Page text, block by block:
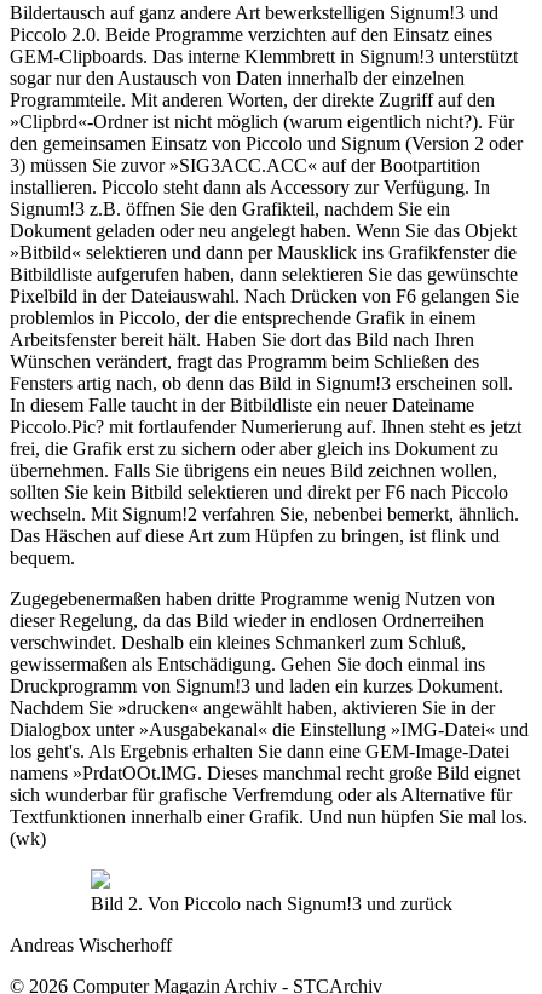
Bildertausch auf ganz andere Art bewerkstelligen Signum!3 und
Piccolo 2.0. Beide Programme verzichten auf den Einsatz eines
GEM-Clipboards. Das interne Klemmbrett in Signum!3 unterstützt
sogar nur den Austausch von Daten innerhalb der einzelnen
Programmteile. Mit anderen Worten, der direkte Zugriff auf den
»Clipbrd«-Ordner ist nicht möglich (warum eigentlich nicht?). Für
den gemeinsamen Einsatz von Piccolo und Signum (Version 2 oder
3) müssen Sie zuvor »SIG3ACC.ACC« auf der Bootpartition
installieren. Piccolo steht dann als Accessory zur Verfügung. In
Signum!3 z.B. öffnen Sie den Grafikteil, nachdem Sie ein
Dokument geladen oder neu angelegt haben. Wenn Sie das Objekt
»Bitbild« selektieren und dann per Mausklick ins Grafikfenster die
Bitbildliste aufgerufen haben, dann selektieren Sie das gewünschte
Pixelbild in der Dateiauswahl. Nach Drücken von F6 gelangen Sie
problemlos in Piccolo, der die entsprechende Grafik in einem
Arbeitsfenster bereit hält. Haben Sie dort das Bild nach Ihren
Wünschen verändert, fragt das Programm beim Schließen des
Fensters artig nach, ob denn das Bild in Signum!3 erscheinen soll.
In diesem Falle taucht in der Bitbildliste ein neuer Dateiname
Piccolo.Pic? mit fortlaufender Numerierung auf. Ihnen steht es jetzt
frei, die Grafik erst zu sichern oder aber gleich ins Dokument zu
übernehmen. Falls Sie übrigens ein neues Bild zeichnen wollen,
sollten Sie kein Bitbild selektieren und direkt per F6 nach Piccolo
wechseln. Mit Signum!2 verfahren Sie, nebenbei bemerkt, ähnlich.
Das Häschen auf diese Art zum Hüpfen zu bringen, ist flink und
bequem.
Zugegebenermaßen haben dritte Programme wenig Nutzen von
dieser Regelung, da das Bild wieder in endlosen Ordnerreihen
verschwindet. Deshalb ein kleines Schmankerl zum Schluß,
gewissermaßen als Entschädigung. Gehen Sie doch einmal ins
Druckprogramm von Signum!3 und laden ein kurzes Dokument.
Nachdem Sie »drucken« angewählt haben, aktivieren Sie in der
Dialogbox unter »Ausgabekanal« die Einstellung »IMG-Datei« und
los geht's. Als Ergebnis erhalten Sie dann eine GEM-Image-Datei
namens »PrdatOOt.lMG. Dieses manchmal recht große Bild eignet
sich wunderbar für grafische Verfremdung oder als Alternative für
Textfunktionen innerhalb einer Grafik. Und nun hüpfen Sie mal los.
(wk)
Bild 2. Von Piccolo nach Signum!3 und zurück
Andreas Wischerhoff
© 2026 Computer Magazin Archiv - STCArchiv